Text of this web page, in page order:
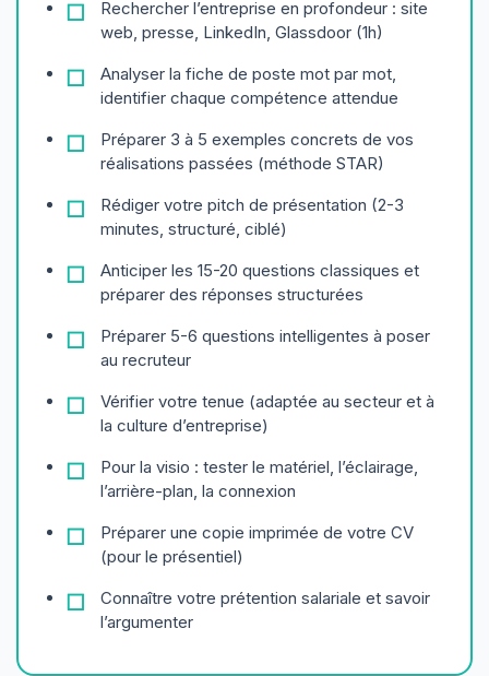
Rechercher l’entreprise en profondeur : site
web, presse, LinkedIn, Glassdoor (1h)
Analyser la fiche de poste mot par mot,
identifier chaque compétence attendue
Préparer 3 à 5 exemples concrets de vos
réalisations passées (méthode STAR)
Rédiger votre pitch de présentation (2-3
minutes, structuré, ciblé)
Anticiper les 15-20 questions classiques et
préparer des réponses structurées
Préparer 5-6 questions intelligentes à poser
au recruteur
Vérifier votre tenue (adaptée au secteur et à
la culture d’entreprise)
Pour la visio : tester le matériel, l’éclairage,
l’arrière-plan, la connexion
Préparer une copie imprimée de votre CV
(pour le présentiel)
Connaître votre prétention salariale et savoir
l’argumenter